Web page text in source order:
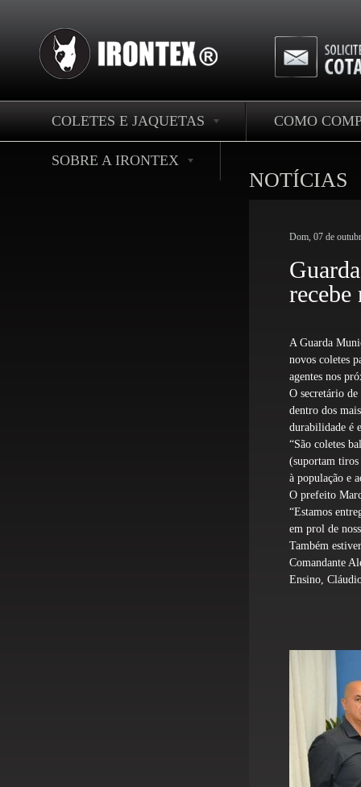
COLETES E JAQUETAS COMO
SOBRE A IRONTEX
NOTÍCIAS
Dom, 07 de
A Guarda
novos coletes
agentes nos
O secretário
dentro dos
durabilidade é
“São coletes
(suportam
à população e
O prefeito
“Estamos
em prol de
Também
Comandante
Ensino,